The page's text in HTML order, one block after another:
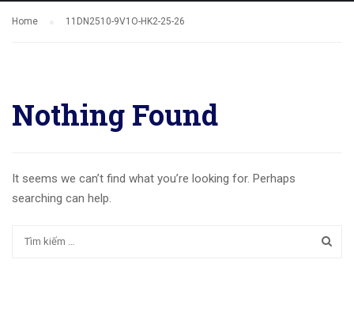
Home 11DN2510-9V1O-HK2-25-26
Nothing Found
It seems we can’t find what you’re looking for. Perhaps
searching can help.